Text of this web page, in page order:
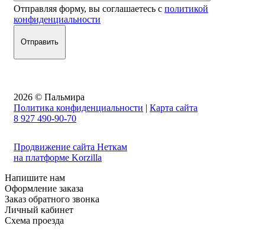
Отправляя форму, вы соглашаетесь с политикой
конфиденциальности
2026 © Пальмира
Политика конфиденциальности | Карта сайта
8 927 490-90-70
Продвижение сайта Неткам
на платформе Korzilla
Напишите нам
Оформление заказа
Заказ обратного звонка
Личный кабинет
Схема проезда